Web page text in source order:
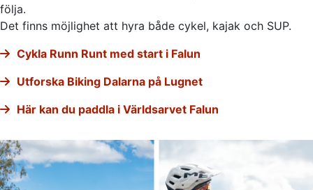
följa.
Det finns möjlighet att hyra både cykel, kajak och SUP.
Cykla Runn Runt med start i Falun
Utforska Biking Dalarna på Lugnet
Här kan du paddla i Världsarvet Falun